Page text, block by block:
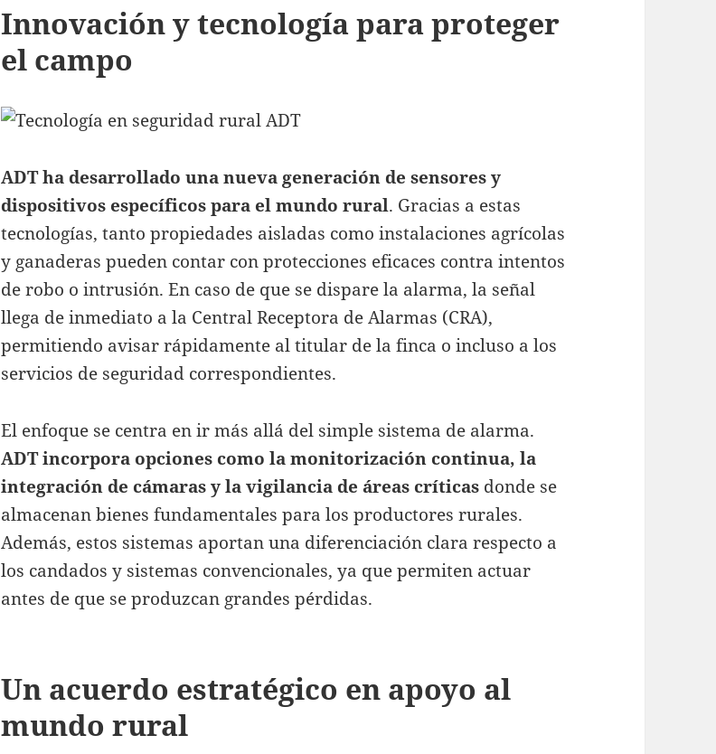
Innovación y tecnología para proteger
el campo
ADT ha desarrollado una nueva generación de sensores y
dispositivos específicos para el mundo rural. Gracias a estas
tecnologías, tanto propiedades aisladas como instalaciones agrícolas
y ganaderas pueden contar con protecciones eficaces contra intentos
de robo o intrusión. En caso de que se dispare la alarma, la señal
llega de inmediato a la Central Receptora de Alarmas (CRA),
permitiendo avisar rápidamente al titular de la finca o incluso a los
servicios de seguridad correspondientes.
El enfoque se centra en ir más allá del simple sistema de alarma.
ADT incorpora opciones como la monitorización continua, la
integración de cámaras y la vigilancia de áreas críticas donde se
almacenan bienes fundamentales para los productores rurales.
Además, estos sistemas aportan una diferenciación clara respecto a
los candados y sistemas convencionales, ya que permiten actuar
antes de que se produzcan grandes pérdidas.
Un acuerdo estratégico en apoyo al
mundo rural